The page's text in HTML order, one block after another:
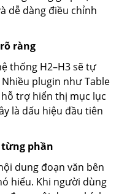
dễ dàng điều chỉnh
ràng
thống H2–H3 sẽ tự
plugin như Table
trợ hiển thị mục lục
là dấu hiệu đầu tiên
từng phần
dung đoạn văn bên
hiểu. Khi người dùng